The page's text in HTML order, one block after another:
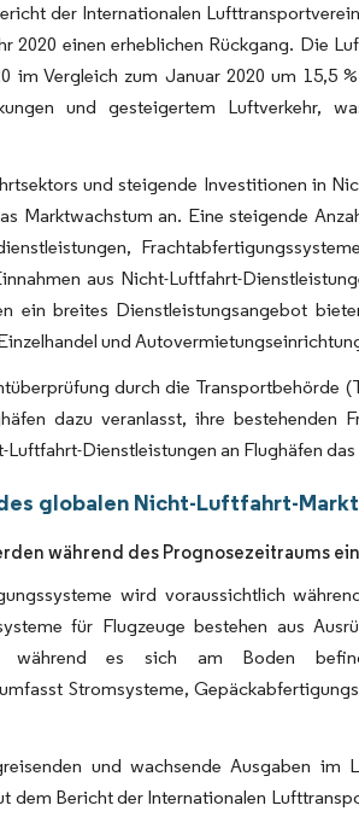
der Internationalen
2020 einen erheblichen Rückgang. Die
im Vergleich zum Januar 2020 um 15,5
und gesteigertem Luftverkehr,
und steigende Investitionen in
Marktwachstum an. Eine steigende
aus Nicht-Luftfahrt-
ein breites Dienstleistungsangebot
und
durch die Transportbehörde
dazu veranlasst, ihre bestehenden
Dienstleistungen an Flughäfen
globalen Nicht-Luftfahrt-
während des Prognosezeitraums
wird voraussichtlich
für Flugzeuge bestehen aus
während es sich am Boden
Stromsysteme,
und wachsende Ausgaben im
dem Bericht der Internationalen